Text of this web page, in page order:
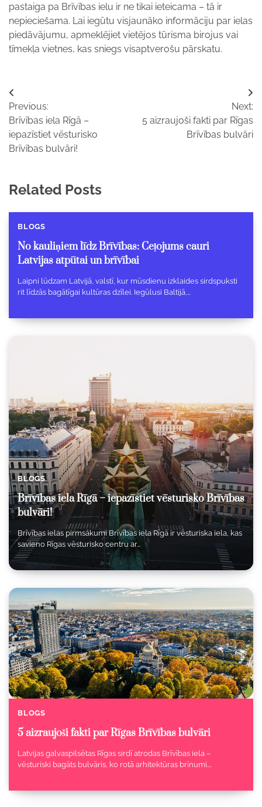
pastaiga pa Brīvības ielu ir ne tikai ieteicama – tā ir
nepieciešama. Lai iegūtu visjaunāko informāciju par ielas
piedāvājumu, apmeklējiet vietējos tūrisma birojus vai
tīmekļa vietnes, kas sniegs visaptverošu pārskatu.
Ziņu
izvēlne
Previous:
Brīvības iela Rīgā –
iepazīstiet vēsturisko
Brīvības bulvāri!
Next:
5 aizraujoši fakti par Rīgas
Brīvības bulvāri
Related Posts
BLOGS
No kauliņiem līdz Brīvības: Ceļojums cauri
Latvijas atpūtai un brīvībai
Laipni lūdzam Latvijā, valstī, kur mūsdienu izklaides sirdspuksti
rit līdzās bagātīgai kultūras dzīlei. Iegūlusi Baltijā,…
BLOGS
Brīvības iela Rīgā – iepazīstiet vēsturisko Brīvības
bulvāri!
Brīvības ielas pirmsākumi Brīvības iela Rīgā ir vēsturiska iela, kas
savieno Rīgas vēsturisko centru ar…
BLOGS
5 aizraujoši fakti par Rīgas Brīvības bulvāri
Latvijas galvaspilsētas Rīgas sirdī atrodas Brīvības iela –
vēsturiski bagāts bulvāris, ko rotā arhitektūras brīnumi.…